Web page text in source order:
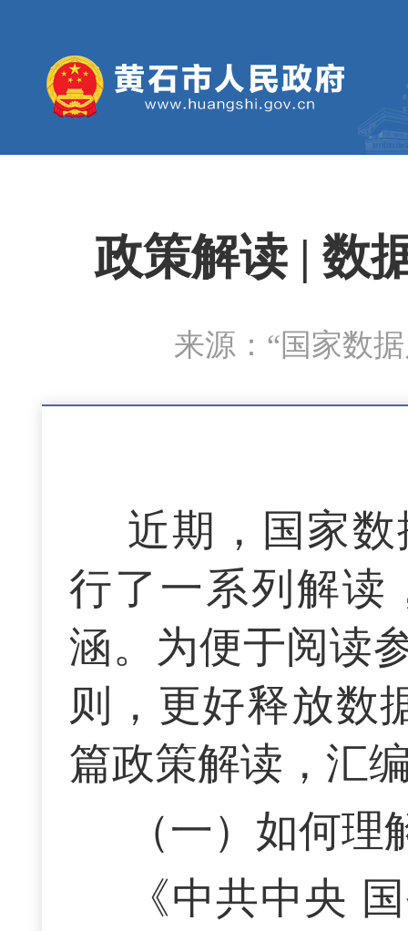
政策解读 | 数
来源：“国家数
近期，国家
行了一系列解读
涵。为便于阅读
则，更好释放数
篇政策解读，汇
（一）如何
《中共中央